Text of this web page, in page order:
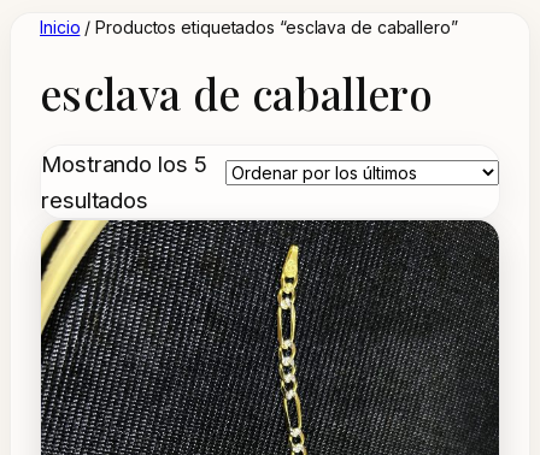
Inicio / Productos etiquetados “esclava de caballero”
esclava de caballero
Mostrando los 5
resultados
por
los
últimos